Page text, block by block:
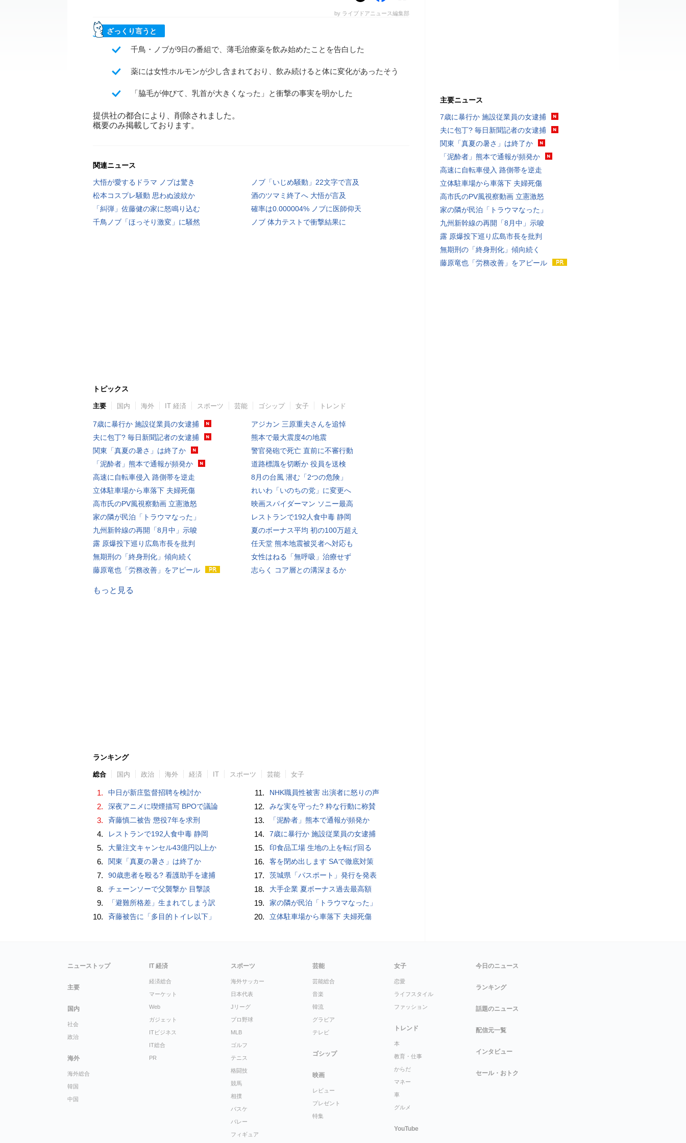
by ライブドアニュース編集部
ざっくり言うと
千鳥・ノブが9日の番組で、薄毛治療薬を飲み始めたことを告白した
薬には女性ホルモンが少し含まれており、飲み続けると体に変化があったそう
「脇毛が伸びて、乳首が大きくなった」と衝撃の事実を明かした
提供社の都合により、削除されました。
概要のみ掲載しております。
関連ニュース
大悟が愛するドラマ ノブは驚き
ノブ「いじめ騒動」22文字で言及
松本コスプレ騒動 思わぬ波紋か
酒のツマミ終了へ 大悟が言及
「糾弾」佐藤健の家に怒鳴り込む
確率は0.000004% ノブに医師仰天
千鳥ノブ「ほっそり激変」に騒然
ノブ 体力テストで衝撃結果に
トピックス
主要 国内 海外 IT 経済 スポーツ 芸能 ゴシップ 女子 トレンド
7歳に暴行か 施設従業員の女逮捕
夫に包丁? 毎日新聞記者の女逮捕
関東「真夏の暑さ」は終了か
「泥酔者」熊本で通報が頻発か
高速に自転車侵入 路側帯を逆走
立体駐車場から車落下 夫婦死傷
高市氏のPV風視察動画 立憲激怒
家の隣が民泊「トラウマなった」
九州新幹線の再開「8月中」示唆
露 原爆投下巡り広島市長を批判
無期刑の「終身刑化」傾向続く
藤原竜也「労務改善」をアピール
アジカン 三原重夫さんを追悼
熊本で最大震度4の地震
警官発砲で死亡 直前に不審行動
道路標識を切断か 役員を送検
8月の台風 潜む「2つの危険」
れいわ「いのちの党」に変更へ
映画スパイダーマン ソニー最高
レストランで192人食中毒 静岡
夏のボーナス平均 初の100万超え
任天堂 熊本地震被災者へ対応も
女性はねる「無呼吸」治療せず
志らく コア層との溝深まるか
もっと見る
ランキング
総合 国内 政治 海外 経済 IT スポーツ 芸能 女子
1. 中日が新庄監督招聘を検討か
2. 深夜アニメに喫煙描写 BPOで議論
3. 斉藤慎二被告 懲役7年を求刑
4. レストランで192人食中毒 静岡
5. 大量注文キャンセル43億円以上か
6. 関東「真夏の暑さ」は終了か
7. 90歳患者を殴る? 看護助手を逮捕
8. チェーンソーで父襲撃か 目撃談
9. 「避難所格差」生まれてしまう訳
10. 斉藤被告に「多目的トイレ以下」
11. NHK職員性被害 出演者に怒りの声
12. みな実を守った? 粋な行動に称賛
13. 「泥酔者」熊本で通報が頻発か
14. 7歳に暴行か 施設従業員の女逮捕
15. 印食品工場 生地の上を転げ回る
16. 客を閉め出します SAで徹底対策
17. 茨城県「パスポート」発行を発表
18. 大手企業 夏ボーナス過去最高額
19. 家の隣が民泊「トラウマなった」
20. 立体駐車場から車落下 夫婦死傷
主要ニュース
7歳に暴行か 施設従業員の女逮捕
夫に包丁? 毎日新聞記者の女逮捕
関東「真夏の暑さ」は終了か
「泥酔者」熊本で通報が頻発か
高速に自転車侵入 路側帯を逆走
立体駐車場から車落下 夫婦死傷
高市氏のPV風視察動画 立憲激怒
家の隣が民泊「トラウマなった」
九州新幹線の再開「8月中」示唆
露 原爆投下巡り広島市長を批判
無期刑の「終身刑化」傾向続く
藤原竜也「労務改善」をアピール
ニューストップ
主要
国内
社会
政治
海外
海外総合
韓国
中国
IT 経済
経済総合
マーケット
Web
ガジェット
ITビジネス
IT総合
PR
スポーツ
海外サッカー
日本代表
Jリーグ
プロ野球
MLB
ゴルフ
テニス
格闘技
競馬
相撲
バスケ
バレー
フィギュア
芸能
芸能総合
音楽
韓流
グラビア
テレビ
ゴシップ
映画
レビュー
プレゼント
特集
女子
恋愛
ライフスタイル
ファッション
トレンド
本
教育・仕事
からだ
マネー
車
グルメ
YouTube
今日のニュース
ランキング
話題のニュース
配信元一覧
インタビュー
セール・おトク